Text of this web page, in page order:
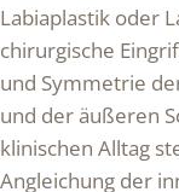
Labiaplastik oder
chirurgische
und Symmetrie
und der äußeren
klinischen Alltag
Angleichung der